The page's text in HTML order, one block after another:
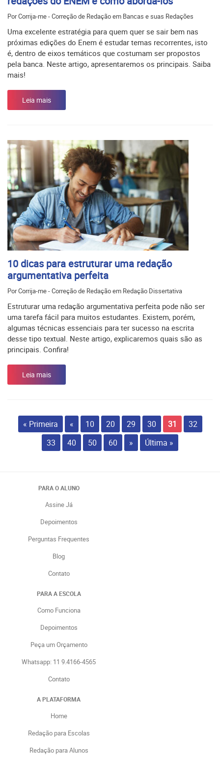
Por Corrija-me - Correção de Redação em Bancas e suas Redações
Uma excelente estratégia para quem quer se sair bem nas
próximas edições do Enem é estudar temas recorrentes, isto
é, dentro de eixos temáticos que costumam ser propostos
pela banca. Neste artigo, apresentaremos os principais. Saiba
mais!
Leia mais
10 dicas para estruturar uma redação
argumentativa perfeita
Por Corrija-me - Correção de Redação em Redação Dissertativa
Estruturar uma redação argumentativa perfeita pode não ser
uma tarefa fácil para muitos estudantes. Existem, porém,
algumas técnicas essenciais para ter sucesso na escrita
desse tipo textual. Neste artigo, explicaremos quais são as
principais. Confira!
Leia mais
« Primeira « 10 20 29 30 31
32
33
40 50 60 » Última »
PARA O ALUNO
Assine Já
Depoimentos
Perguntas Frequentes
Blog
Contato
PARA A ESCOLA
Como Funciona
Depoimentos
Peça um Orçamento
Whatsapp: 11 9.4166-4565
Contato
A PLATAFORMA
Home
Redação para Escolas
Redação para Alunos